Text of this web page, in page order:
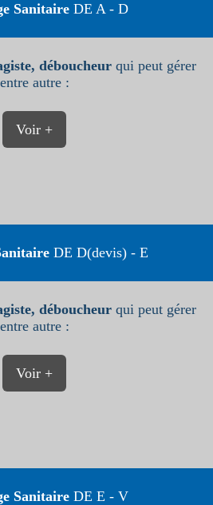
SanitaireDE A - D
déboucheurqui peut gérer
entre autre :
Voir +
DE D(devis) - E
déboucheurqui peut gérer
entre autre :
Voir +
SanitaireDE E - V